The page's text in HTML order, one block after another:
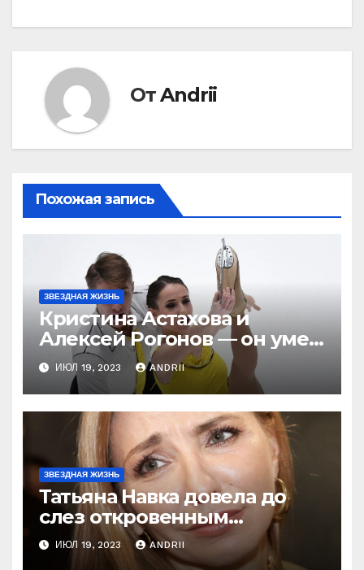
ОтAndrii
Похожая запись
ЗВЕЗДНАЯ ЖИЗНЬ
Кристина Астахова и
Алексей Рогонов — он умер
ради неё, а зря! Как
непредсказуема жизнь!
ИЮЛ 19, 2023 ANDRII
ЗВЕЗДНАЯ ЖИЗНЬ
Татьяна Навка довела до
слез откровенным
признанием об Оксане
Домниной! Ну и ну!
ИЮЛ 19, 2023 ANDRII